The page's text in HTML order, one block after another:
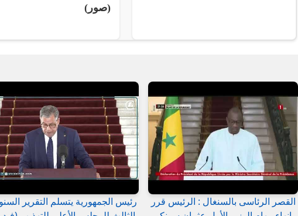
(صور)
القصر الرئاسى بالسنغال : الرئيس قرر
رئيس الجمهورية يتسلم التقرير